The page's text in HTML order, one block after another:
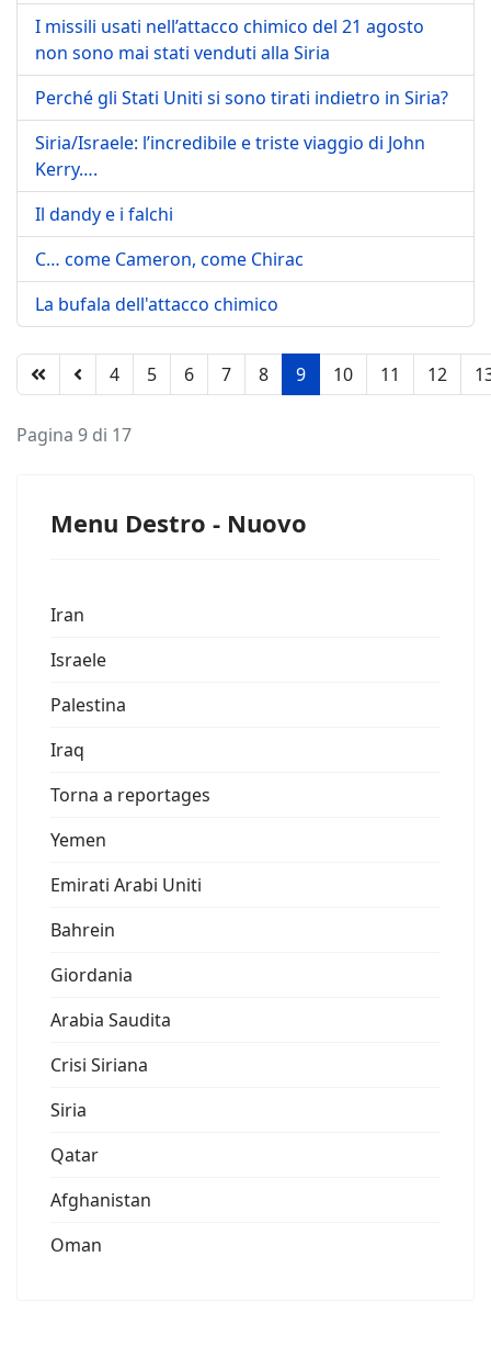
I missili usati nell’attacco chimico del 21 agosto
non sono mai stati venduti alla Siria
Perché gli Stati Uniti si sono tirati indietro in Siria?
Siria/Israele: l’incredibile e triste viaggio di John
Kerry….
Il dandy e i falchi
C… come Cameron, come Chirac
La bufala dell'attacco chimico
4 5 6 7 8 9 10 11 12
Pagina 9 di 17
Menu Destro - Nuovo
Iran
Israele
Palestina
Iraq
Torna a reportages
Yemen
Emirati Arabi Uniti
Bahrein
Giordania
Arabia Saudita
Crisi Siriana
Siria
Qatar
Afghanistan
Oman